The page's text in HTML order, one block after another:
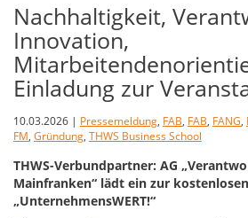
Nachhaltigkeit,
Innovation,
Einladung zur
10.03.2026 | Pressemeldung, FAB, FAB, FANG,
FM, Gründung, THWS Business School
THWS-Verbundpartner: AG
Mainfranken“ lädt ein zur
„UnternehmensWERT!“